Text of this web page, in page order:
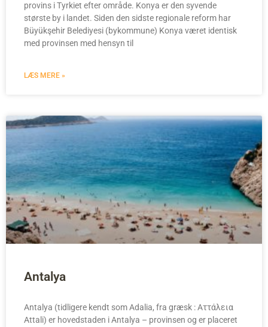
provins i Tyrkiet efter område. Konya er den syvende
største by i landet. Siden den sidste regionale reform har
Büyükşehir Belediyesi (bykommune) Konya været identisk
med provinsen med hensyn til
LÆS MERE »
Antalya
Antalya (tidligere kendt som Adalia, fra græsk : Αττάλεια
Attali) er hovedstaden i Antalya – provinsen og er placeret